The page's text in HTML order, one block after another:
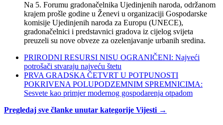
Na 5. Forumu gradonačelnika Ujedinjenih naroda, održanom
krajem prošle godine u Ženevi u organizaciji Gospodarske
komisije Ujedinjenih naroda za Europu (UNECE),
gradonačelnici i predstavnici gradova iz cijelog svijeta
preuzeli su nove obveze za ozelenjavanje urbanih sredina.
PRIRODNI RESURSI NISU OGRANIČENI: Najveći
potrošači stvaraju najveću štetu
PRVA GRADSKA ČETVRT U POTPUNOSTI
POKRIVENA POLUPODZEMNIM SPREMNICIMA:
Sesvete kao primjer modernog gospodarenja otpadom
Pregledaj sve članke unutar kategorije Vijesti →